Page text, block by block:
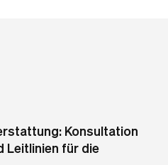
Konsultation
Leitlinien für die